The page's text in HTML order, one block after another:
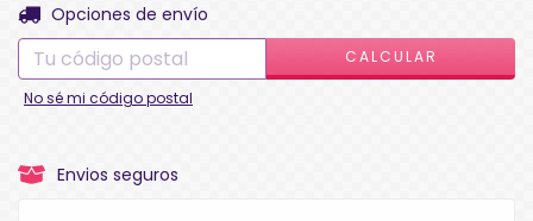
Entregas para el CP:
Opciones de envío
CALCULAR
No sé mi código postal
Envios seguros